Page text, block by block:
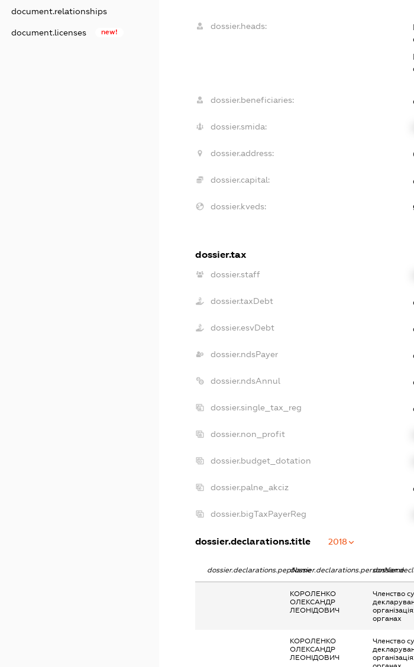
document.relationships
document.licenses new!
dossier.heads:
dossier.beneficiaries:
dossier.smida:
dossier.address:
dossier.capital:
dossier.kveds:
dossier.tax
dossier.staff
dossier.taxDebt
dossier.esvDebt
dossier.ndsPayer
dossier.ndsAnnul
dossier.single_tax_reg
dossier.non_profit
dossier.budget_dotation
dossier.palne_akciz
dossier.bigTaxPayerReg
dossier.declarations.title 2018
dossier.declarations.pepNamedossier.declarations.personName
КОРОЛЕНКО
ОЛЕКСАНДР
ЛЕОНІДОВИЧ
Членство
органах
КОРОЛЕНКО
ОЛЕКСАНДР
ЛЕОНІДОВИЧ
Членство